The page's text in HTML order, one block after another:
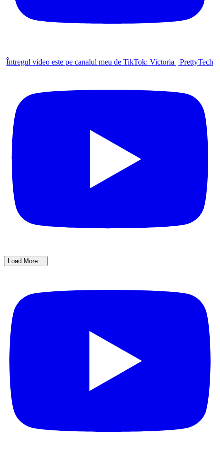
Întregul video este pe canalul meu de TikTok: Victoria | PrettyTech
Load More...